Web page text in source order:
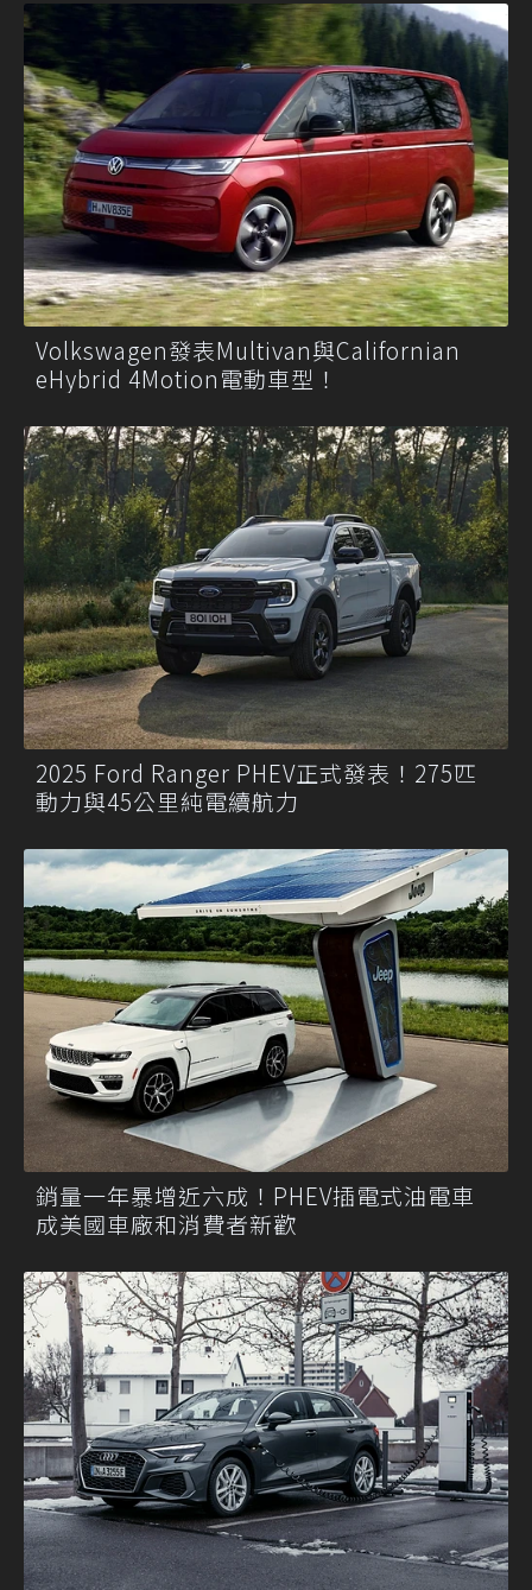
Volkswagen發表Multivan與Californian
eHybrid 4Motion電動車型！
2025 Ford Ranger PHEV正式發表！275匹
動力與45公里純電續航力
銷量一年暴增近六成！PHEV插電式油電車
成美國車廠和消費者新歡